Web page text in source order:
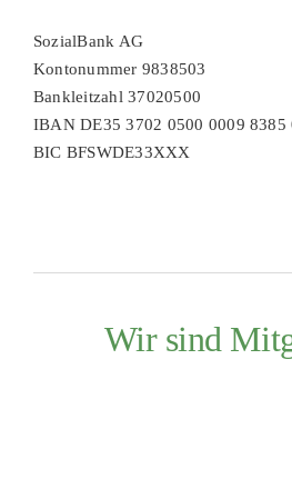
SozialBank AG
Kontonummer 9838503
Bankleitzahl 37020500
IBAN DE35 3702 0500 0009 8385
BIC BFSWDE33XXX
Wir sind